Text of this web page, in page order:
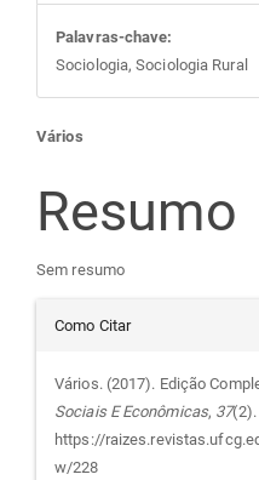
Palavras-chave:
Sociologia, Sociologia Rural
Conteúdo
do
artigo
principal
Vários
Resumo
Sem resumo
Detalhes
do
artigo
Como Citar
Vários. (2017). Edição
Sociais E Econômicas, 37(2).
https://
w/228